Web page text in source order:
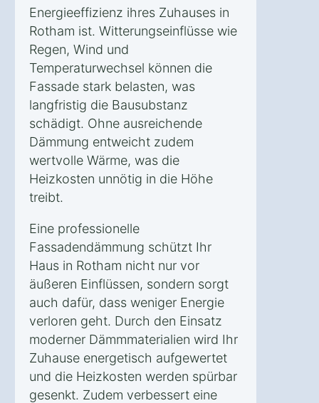
Energieeffizienz ihres Zuhauses in
Rotham ist. Witterungseinflüsse wie
Regen, Wind und
Temperaturwechsel können die
Fassade stark belasten, was
langfristig die Bausubstanz
schädigt. Ohne ausreichende
Dämmung entweicht zudem
wertvolle Wärme, was die
Heizkosten unnötig in die Höhe
treibt.
Eine professionelle
Fassadendämmung schützt Ihr
Haus in Rotham nicht nur vor
äußeren Einflüssen, sondern sorgt
auch dafür, dass weniger Energie
verloren geht. Durch den Einsatz
moderner Dämmmaterialien wird Ihr
Zuhause energetisch aufgewertet
und die Heizkosten werden spürbar
gesenkt. Zudem verbessert eine